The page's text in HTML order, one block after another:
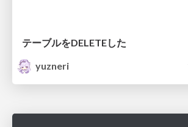
テーブルをDELETEした
yuzneri